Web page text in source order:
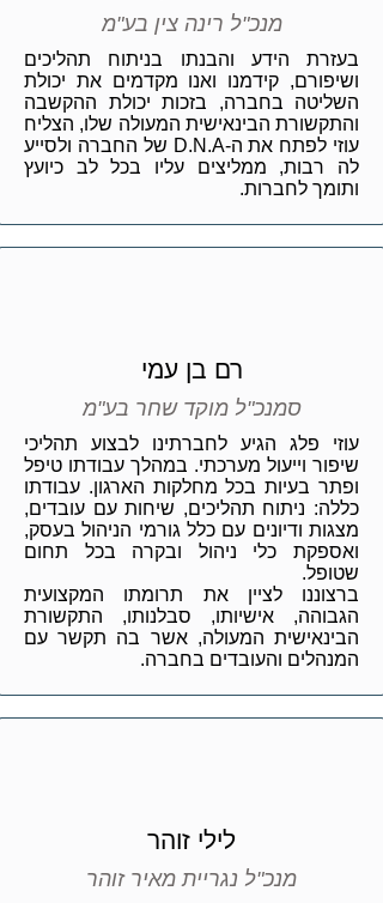
מנכ"ל רינה צין בע"מ
בעזרת הידע והבנתו בניתוח תהליכים
ושיפורם, קידמנו ואנו מקדמים את יכולת
השליטה בחברה, בזכות יכולת ההקשבה
והתקשורת הבינאישית המעולה שלו, הצליח
עוזי לפתח את ה-D.N.A של החברה ולסייע
לה רבות, ממליצים עליו בכל לב כיועץ
ותומך לחברות.
רם בן עמי
סמנכ"ל מוקד שחר בע"מ
עוזי פלג הגיע לחברתינו לבצוע תהליכי
שיפור וייעול מערכתי. במהלך עבודתו טיפל
ופתר בעיות בכל מחלקות הארגון. עבודתו
כללה: ניתוח תהליכים, שיחות עם עובדים,
מצגות ודיונים עם כלל גורמי הניהול בעסק,
ואספקת כלי ניהול ובקרה בכל תחום
שטופל.
ברצוננו לציין את תרומתו המקצועית
הגבוהה, אישיותו, סבלנותו, התקשורת
הבינאישית המעולה, אשר בה תקשר עם
המנהלים והעובדים בחברה.
לילי זוהר
מנכ"ל נגריית מאיר זוהר